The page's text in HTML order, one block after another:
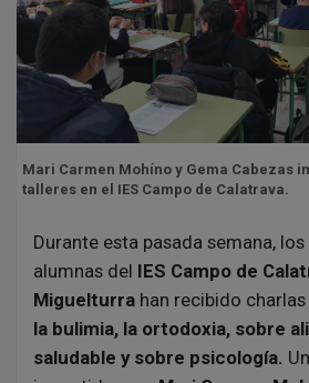
Mari Carmen Mohíno y Gema Cabezas
talleres en el IES Campo de Calatrava.
Durante esta pasada semana,
alumnas del IES Campo de
Miguelturra han recibido
la bulimia, la ortodoxia, sobre
saludable y sobre psicología.